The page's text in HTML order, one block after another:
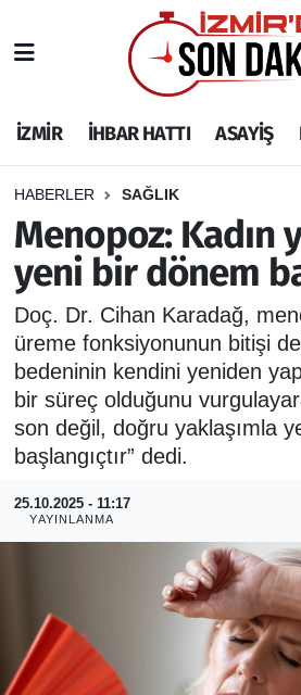
İZMİR İHBAR HATTI ASAYİŞ
HABERLER SAĞLIK
Menopoz: Kadın
yeni bir dönem
Doç. Dr. Cihan Karadağ,
üreme fonksiyonunun bitişi
bedeninin kendini yeniden
bir süreç olduğunu
son değil, doğru yaklaşımla
başlangıçtır” dedi.
25.10.2025 - 11:17
YAYINLANMA
İHBAR HATTI
DEPREM
GENEL
EKONOMİ
SİYASET
SPOR
ASAYİŞ
RESMİ REKLAM
İzmir Nöbetçi Eczaneler
İzmir Hava Durumu
İzmir Namaz Vakitleri
İzmir Trafik Yoğunluk
Puan Durumu ve Fikstür
Tüm Manşetler
Son Dakika Haberleri
Haber Arşivi